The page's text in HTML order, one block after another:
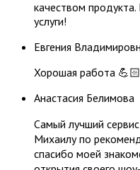
качеством
услуги!
Евгения
Хорошая работа 💪🏻
​Анастасия Белимова
Самый лучший сервис
Михаилу по
спасибо моей